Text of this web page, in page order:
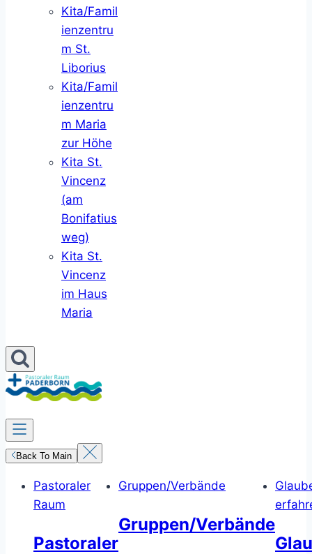
Kita/Famil
ienzentru
m St.
Liborius
Kita/Famil
ienzentru
m Maria
zur Höhe
Kita St.
Vincenz
(am
Bonifatius
weg)
Kita St.
Vincenz
im Haus
Maria
Back To Main
Pastoraler
Raum
Pastoraler
Gruppen/Verbände
Gruppen/Verbände